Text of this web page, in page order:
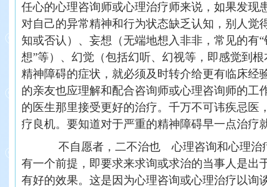
任心的心理咨询师或心理治疗师来说，如果发现
对自己的异常精神和行为状态缺乏认知，别人觉
知或否认）、妄想（无端地想入非非，常见的有“
想”等）、幻觉（包括幻听、幻视等，即感觉到
精神障碍的症状，就必须及时转介给更有临床经
的亲友也应理解和配合咨询师或心理咨询师的工
的医生那里接受更好的治疗。千万不可讳疾忌医
疗良机。要知道对于严重的精神障碍早一点治疗
不自愿者，二不治也 心理咨询和心理治
有一个前提，即要求来求询或求治的当事人是出
有好的效果。这是因为心理咨询或心理治疗以询